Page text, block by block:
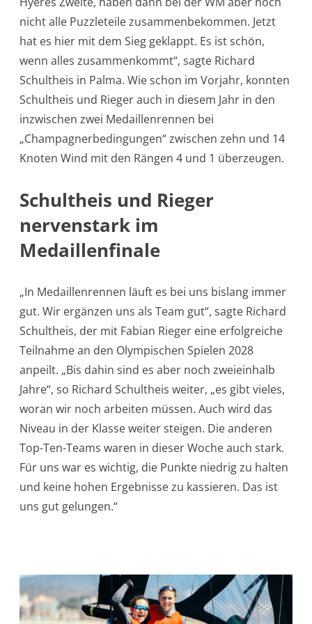
nicht alle Puzzleteile zusammenbekommen. Jetzt
hat es hier mit dem Sieg geklappt. Es ist schön,
wenn alles zusammenkommt“, sagte Richard
Schultheis in Palma. Wie schon im Vorjahr, konnten
Schultheis und Rieger auch in diesem Jahr in den
inzwischen zwei Medaillenrennen bei
„Champagnerbedingungen“ zwischen zehn und 14
Knoten Wind mit den Rängen 4 und 1 überzeugen.
Schultheis und Rieger
nervenstark im
Medaillenfinale
„In Medaillenrennen läuft es bei uns bislang immer
gut. Wir ergänzen uns als Team gut“, sagte Richard
Schultheis, der mit Fabian Rieger eine erfolgreiche
Teilnahme an den Olympischen Spielen 2028
anpeilt. „Bis dahin sind es aber noch zweieinhalb
Jahre“, so Richard Schultheis weiter, „es gibt vieles,
woran wir noch arbeiten müssen. Auch wird das
Niveau in der Klasse weiter steigen. Die anderen
Top-Ten-Teams waren in dieser Woche auch stark.
Für uns war es wichtig, die Punkte niedrig zu halten
und keine hohen Ergebnisse zu kassieren. Das ist
uns gut gelungen.“